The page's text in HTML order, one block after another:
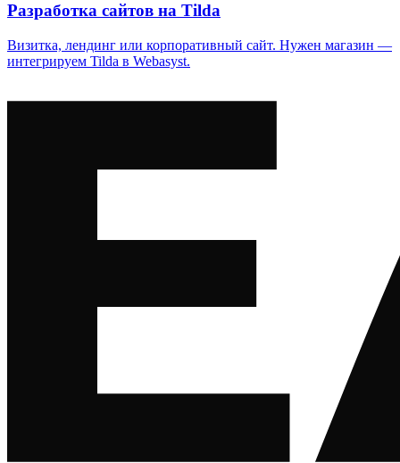
Разработка сайтов на Tilda
Визитка, лендинг или корпоративный сайт. Нужен магазин —
интегрируем Tilda в Webasyst.